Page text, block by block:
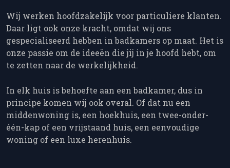
Wij werken hoofdzakelijk voor particuliere klanten.
Daar ligt ook onze kracht, omdat wij ons
gespecialiseerd hebben in badkamers op maat. Het is
onze passie om de ideeën die jij in je hoofd hebt, om
te zetten naar de werkelijkheid.
In elk huis is behoefte aan een badkamer, dus in
principe komen wij ook overal. Of dat nu een
middenwoning is, een hoekhuis, een twee-onder-
één-kap of een vrijstaand huis, een eenvoudige
woning of een luxe herenhuis.